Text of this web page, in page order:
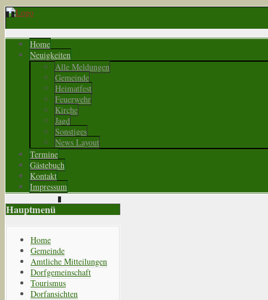
Home
Neuigkeiten
Alle Meldungen
Gemeinde
Heimatfest
Feuerwehr
Kirche
Jagd
Sonstiges
News Layout
Termine
Gästebuch
Kontakt
Impressum
Hauptmenü
Home
Gemeinde
Amtliche Mitteilungen
Dorfgemeinschaft
Tourismus
Dorfansichten